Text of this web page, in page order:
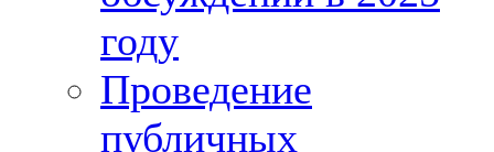
году
Проведение
публичных